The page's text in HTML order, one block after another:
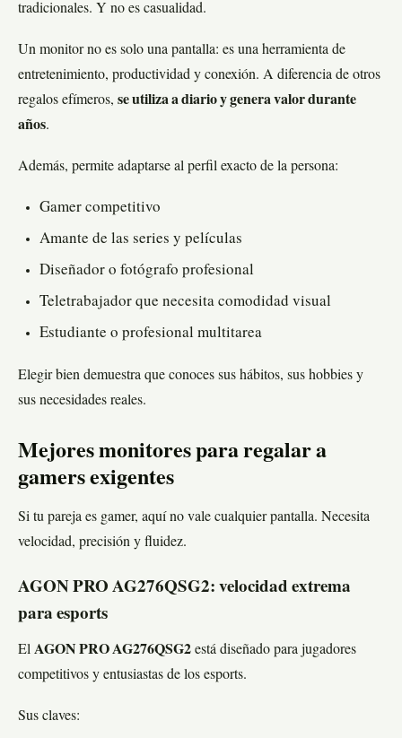
tradicionales. Y no es casualidad.
Un monitor no es solo una pantalla: es una herramienta de
entretenimiento, productividad y conexión. A diferencia de otros
regalos efímeros, se utiliza a diario y genera valor durante
años.
Además, permite adaptarse al perfil exacto de la persona:
Gamer competitivo
Amante de las series y películas
Diseñador o fotógrafo profesional
Teletrabajador que necesita comodidad visual
Estudiante o profesional multitarea
Elegir bien demuestra que conoces sus hábitos, sus hobbies y
sus necesidades reales.
Mejores monitores para regalar a
gamers exigentes
Si tu pareja es gamer, aquí no vale cualquier pantalla. Necesita
velocidad, precisión y fluidez.
AGON PRO AG276QSG2: velocidad extrema
para esports
El AGON PRO AG276QSG2 está diseñado para jugadores
competitivos y entusiastas de los esports.
Sus claves: